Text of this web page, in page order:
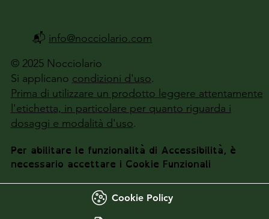
© 2025 Nocciolario
Si applicano condizioni d'uso.
Prima di utilizzare un prodotto leggere attentamente
l'etichetta, in particolare per quanto riguarda i
dosaggi e modalità d'uso.
Per abilitare le funzionalità di Accessibilità, è
necessario accettare i Cookie Funzionali
Cookie Policy
📬 info@nocciolario.com